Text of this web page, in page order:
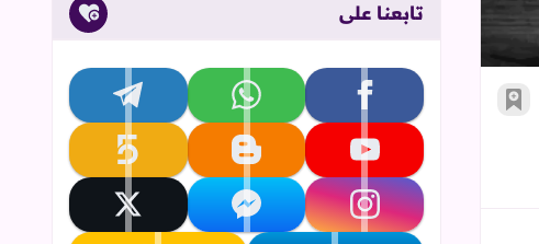
أضف إلى العلامات المرجعية
تابعنا على
تابعنا على facebook تابعنا على whatsapp تابعنا على telegram
تابعنا على youtube تابعنا على blogger تابعنا على khamsat
تابعنا على instagram تابعنا على messenger تابعنا على x